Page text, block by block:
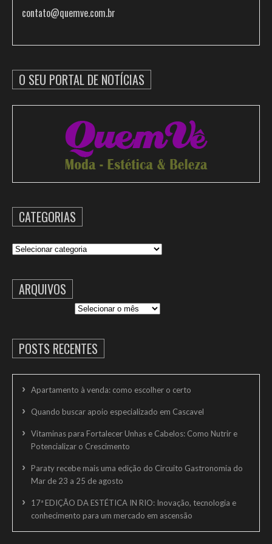
contato@quemve.com.br
O SEU PORTAL DE NOTÍCIAS
CATEGORIAS
Categorias
ARQUIVOS
POSTS RECENTES
Apartamento à venda: como escolher o certo
Quando buscar apoio especializado em Cascavel
Vitaminas para Fortalecer Unhas e Cabelos: Como Nutrir e
Potencializar o Crescimento
Paraty recebe mais uma edição do Circuito Gastronomia do
Mar de 23 a 25 de agosto
17ª EDIÇÃO DA ESTÉTICA IN RIO: Inovação, tecnologia e
conhecimento para um mercado em ascensão